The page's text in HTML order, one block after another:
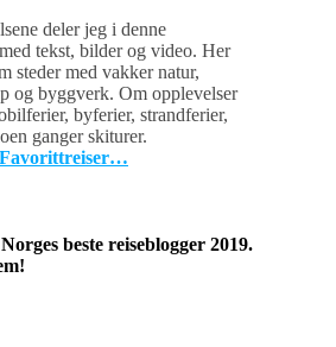
deler jeg i denne
tekst, bilder og video. Her
steder med vakker natur,
og byggverk. Om opplevelser
byferier, strandferier,
ganger skiturer.
beste reiseblogger 2019.